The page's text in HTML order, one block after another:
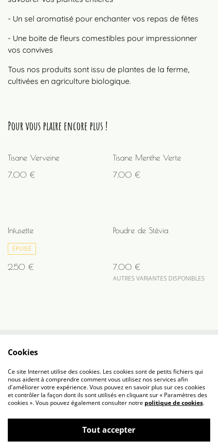
- Un sel aromatisé pour enchanter vos repas de fêtes
- Une boite de fleurs comestibles pour impressionner
vos convives
Tous nos produits sont issu de plantes de la ferme,
cultivées en agriculture biologique.
Pour vous plaire encore plus !
Tisane Verveine
7,00 €
Tisane Menthe Verte
7,00 €
Infusette
ÉPUISÉ
2,50 €
Poudre de Stévia
7,00 €
AUTRES VARIANTES DISPONIBLES
confidentialité
Cookies
Ce site Internet utilise des cookies. Les cookies sont de petits fichiers qui
nous aident à comprendre comment vous utilisez nos services afin
d'améliorer votre expérience. Vous pouvez en savoir plus sur ces cookies
et contrôler la façon dont ils sont utilisés en cliquant sur « Paramètres des
cookies ». Vous pouvez également consulter notre politique de cookies.
Tout accepter